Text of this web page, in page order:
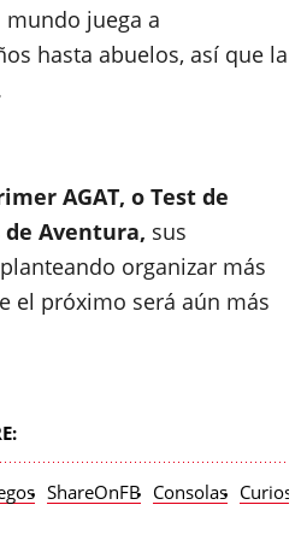
juega a
hasta abuelos, así que la
AGAT, o Test de
de Aventura, sus
organizar más
el próximo será aún más
ShareOnFB Consolas